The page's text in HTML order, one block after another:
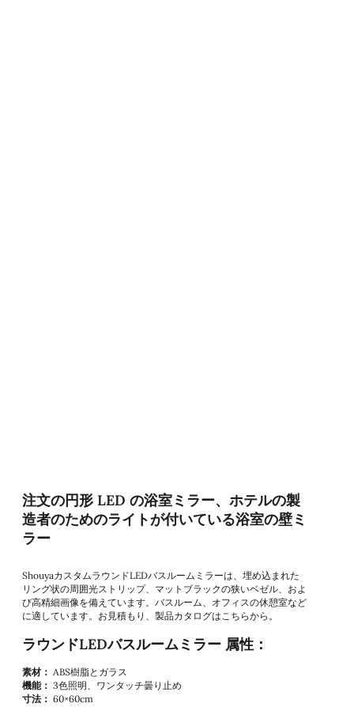
注文の円形 LED の浴室ミラー、ホテルの製
造者のためのライトが付いている浴室の壁ミ
ラー
ShouyaカスタムラウンドLEDバスルームミラーは、埋め込まれた
リング状の周囲光ストリップ、マットブラックの狭いベゼル、およ
び高精細画像を備えています。バスルーム、オフィスの休憩室など
に適しています。お見積もり、製品カタログはこちらから。
ラウンドLEDバスルームミラー 属性：
素材： ABS樹脂とガラス
機能： 3色照明、ワンタッチ曇り止め
寸法： 60×60cm